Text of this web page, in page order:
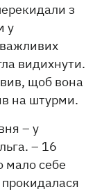
з
у
видихнути.
щоб вона
на штурми.
– у
– 16
мало себе